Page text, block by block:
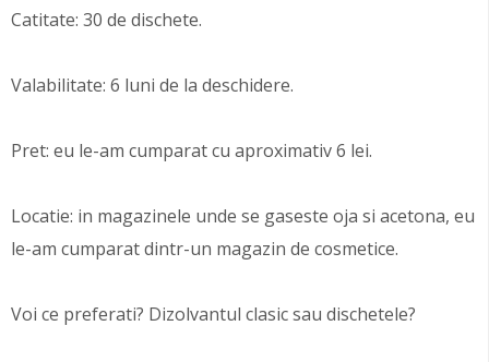
Catitate: 30 de dischete.
Valabilitate: 6 luni de la deschidere.
Pret: eu le-am cumparat cu aproximativ 6 lei.
Locatie: in magazinele unde se gaseste oja si acetona, eu
le-am cumparat dintr-un magazin de cosmetice.
Voi ce preferati? Dizolvantul clasic sau dischetele?